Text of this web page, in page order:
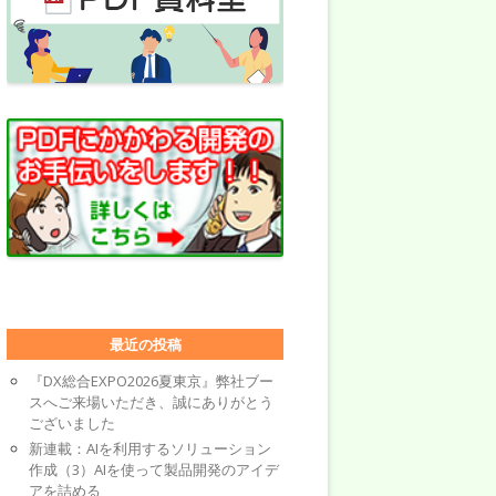
最近の投稿
『DX総合EXPO2026夏東京』弊社ブー
スへご来場いただき、誠にありがとう
ございました
新連載：AIを利用するソリューション
作成（3）AIを使って製品開発のアイデ
アを詰める